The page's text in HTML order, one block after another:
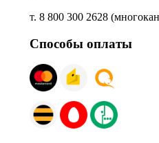
т. 8 800 300 2628
Способы оплаты